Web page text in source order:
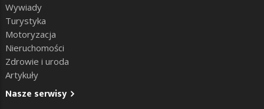
Wywiady
Turystyka
Motoryzacja
Nieruchomości
Zdrowie i uroda
Artykuły
Nasze serwisy